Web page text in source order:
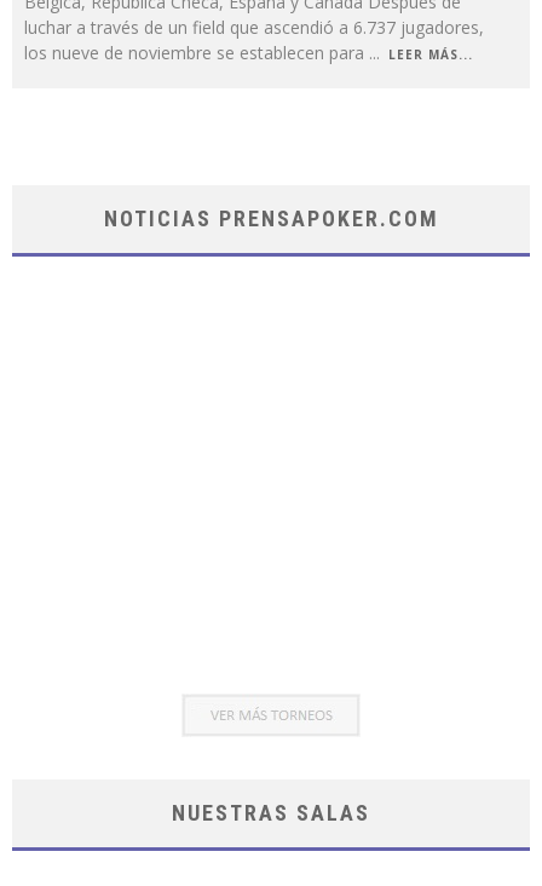
luchar a través de un field que ascendió a 6.737 jugadores,
los nueve de noviembre se establecen para ... LEER MÁS...
NOTICIAS PRENSAPOKER.COM
NUESTRAS SALAS